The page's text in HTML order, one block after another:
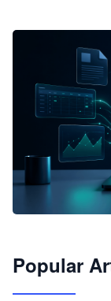
JimoClaw 桌
Popular